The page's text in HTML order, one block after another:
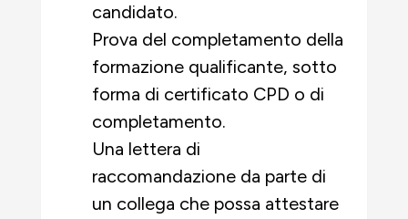
candidato.
Prova del completamento della
formazione qualificante, sotto
forma di certificato CPD o di
completamento.
Una lettera di
raccomandazione da parte di
un collega che possa attestare